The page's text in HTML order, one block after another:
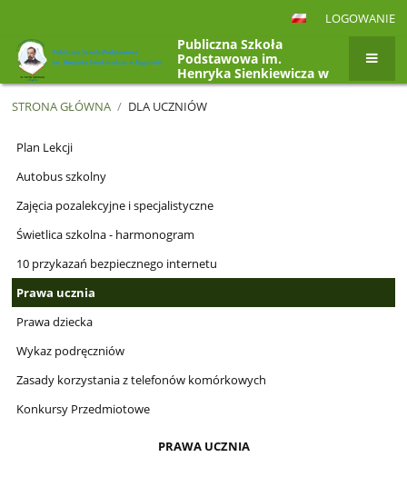
LOGOWANIE
Publiczna Szkoła
Podstawowa im.
Henryka Sienkiewicza w
Rogolinie, Rogolin 4a,
26-807 Radzanów
STRONA GŁÓWNA / DLA UCZNIÓW
Dla
uczniów
Plan Lekcji
Autobus szkolny
Zajęcia pozalekcyjne i specjalistyczne
Świetlica szkolna - harmonogram
10 przykazań bezpiecznego internetu
Prawa ucznia
Prawa dziecka
Wykaz podręczniów
Zasady korzystania z telefonów komórkowych
Konkursy Przedmiotowe
PRAWA UCZNIA